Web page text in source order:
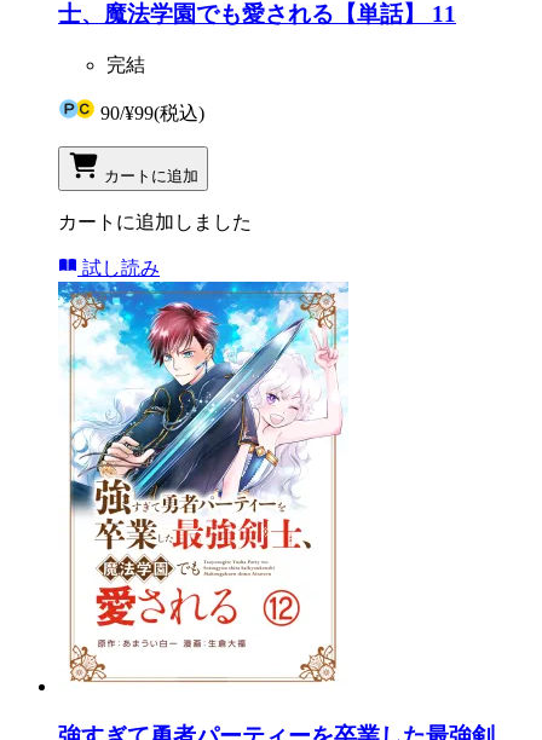
士、魔法学園でも愛される【単話】 11
完結
90/¥99(税込)
カートに追加
カートに追加しました
試し読み